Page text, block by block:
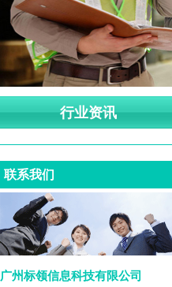
行业资讯
联系我们
广州标领信息科技有限公司